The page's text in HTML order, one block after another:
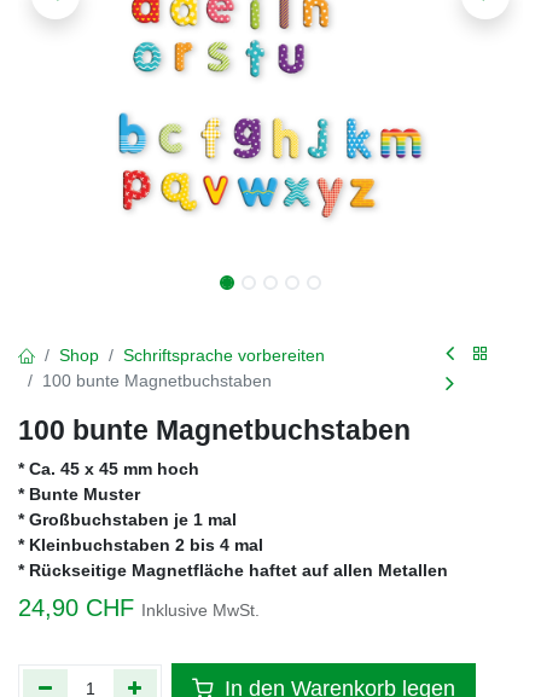
Shop
Schriftsprache vorbereiten
100 bunte Magnetbuchstaben
100 bunte Magnetbuchstaben
* Ca. 45 x 45 mm hoch
* Bunte Muster
* Großbuchstaben je 1 mal
* Kleinbuchstaben 2 bis 4 mal
* Rückseitige Magnetfläche haftet auf allen Metallen
24,90 CHF Inklusive MwSt.
In den Warenkorb legen